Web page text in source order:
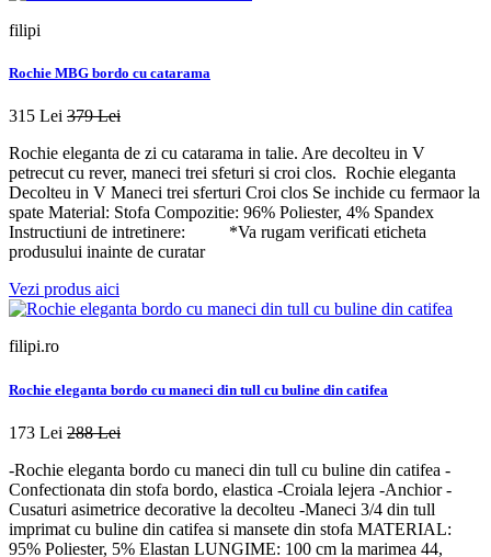
filipi
Rochie MBG bordo cu catarama
315 Lei 379 Lei
Rochie eleganta de zi cu catarama in talie. Are decolteu in V
petrecut cu rever, maneci trei sfeturi si croi clos. Rochie eleganta
Decolteu in V Maneci trei sferturi Croi clos Se inchide cu fermaor la
spate Material: Stofa Compozitie: 96% Poliester, 4% Spandex
Instructiuni de intretinere: *Va rugam verificati eticheta
produsului inainte de curatar
Vezi produs aici
filipi.ro
Rochie eleganta bordo cu maneci din tull cu buline din catifea
173 Lei 288 Lei
-Rochie eleganta bordo cu maneci din tull cu buline din catifea -
Confectionata din stofa bordo, elastica -Croiala lejera -Anchior -
Cusaturi asimetrice decorative la decolteu -Maneci 3/4 din tull
imprimat cu buline din catifea si mansete din stofa MATERIAL:
95% Poliester, 5% Elastan LUNGIME: 100 cm la marimea 44,